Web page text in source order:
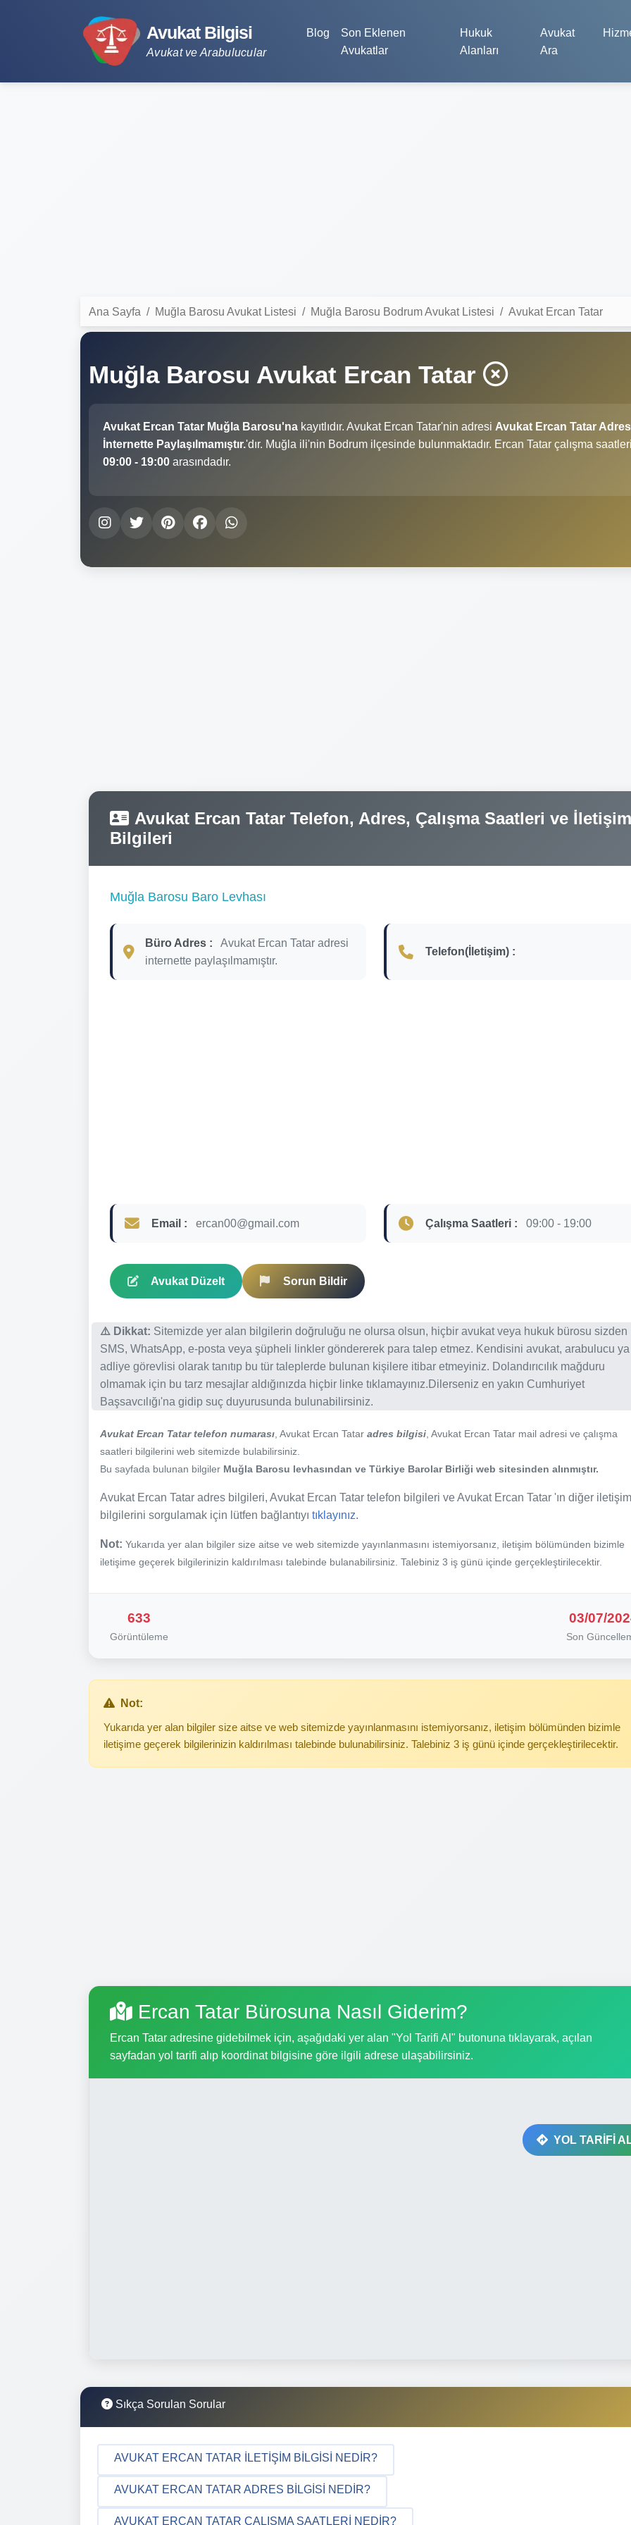
Avukat Bilgisi
Avukat ve Arabulucular
Blog
Son Eklenen
Avukatlar
Hukuk
Alanları
Avukat
Ara
Ana Sayfa Muğla Barosu Avukat Listesi Muğla Barosu Bodrum Avukat Listesi Avukat Ercan Tatar
Muğla Barosu Avukat Ercan Tatar
Avukat Ercan Tatar Muğla Barosu'na kayıtlıdır. Avukat Ercan Tatar'nin adresi Avukat Ercan Tatar
İnternette Paylaşılmamıştır.'dır. Muğla ili'nin Bodrum ilçesinde bulunmaktadır. Ercan Tatar çalışma
09:00 - 19:00 arasındadır.
Avukat Ercan Tatar Telefon, Adres, Çalışma Saatleri ve İletişim
Bilgileri
Muğla Barosu Baro Levhası
Büro Adres :
Avukat Ercan Tatar adresi
internette paylaşılmamıştır.
Telefon(İletişim) :
Email : ercan00@gmail.com Çalışma Saatleri : 09:00 - 19:00
Avukat Düzelt Sorun Bildir
⚠️ Dikkat: Sitemizde yer alan bilgilerin doğruluğu ne olursa olsun, hiçbir avukat veya hukuk bürosu sizden
SMS, WhatsApp, e-posta veya şüpheli linkler göndererek para talep etmez. Kendisini avukat, arabulucu
adliye görevlisi olarak tanıtıp bu tür taleplerde bulunan kişilere itibar etmeyiniz. Dolandırıcılık mağduru
olmamak için bu tarz mesajlar aldığınızda hiçbir linke tıklamayınız.Dilerseniz en yakın Cumhuriyet
Başsavcılığı'na gidip suç duyurusunda bulunabilirsiniz.
Avukat Ercan Tatar telefon numarası , Avukat Ercan Tatar adres bilgisi , Avukat Ercan Tatar mail adresi ve çalışma
saatleri bilgilerini web sitemizde bulabilirsiniz.
Bu sayfada bulunan bilgiler Muğla Barosu levhasından ve Türkiye Barolar Birliği web sitesinden alınmıştır.
Avukat Ercan Tatar adres bilgileri, Avukat Ercan Tatar telefon bilgileri ve Avukat Ercan Tatar 'ın diğer iletişim
bilgilerini sorgulamak için lütfen bağlantıyı tıklayınız.
Not: Yukarıda yer alan bilgiler size aitse ve web sitemizde yayınlanmasını istemiyorsanız, iletişim bölümünden bizimle
iletişime geçerek bilgilerinizin kaldırılması talebinde bulanabilirsiniz. Talebiniz 3 iş günü içinde gerçekleştirilecektir.
633
Görüntüleme
03/07/
Son
Not:
Yukarıda yer alan bilgiler size aitse ve web sitemizde yayınlanmasını istemiyorsanız, iletişim bölümünden bizimle
iletişime geçerek bilgilerinizin kaldırılması talebinde bulunabilirsiniz. Talebiniz 3 iş günü içinde gerçekleştirilecektir.
Ercan Tatar Bürosuna Nasıl Giderim?
Ercan Tatar adresine gidebilmek için, aşağıdaki yer alan "Yol Tarifi Al" butonuna tıklayarak, açılan
sayfadan yol tarifi alıp koordinat bilgisine göre ilgili adrese ulaşabilirsiniz.
YOL TARİFİ
Sıkça Sorulan Sorular
AVUKAT ERCAN TATAR İLETIŞIM BILGISI NEDIR?
AVUKAT ERCAN TATAR ADRES BILGISI NEDIR?
AVUKAT ERCAN TATAR ÇALIŞMA SAATLERI NEDIR?